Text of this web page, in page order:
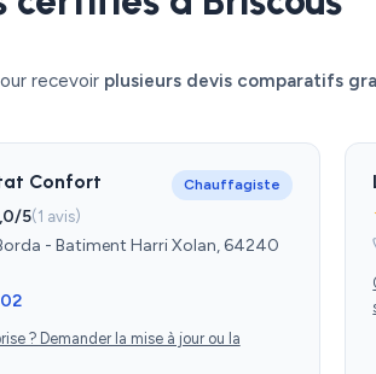
recevoir plusieurs devis comparatifs
Confort Chauffagiste
5(1 avis)
- Batiment Harri Xolan, 64240
? Demander la mise à jour ou la